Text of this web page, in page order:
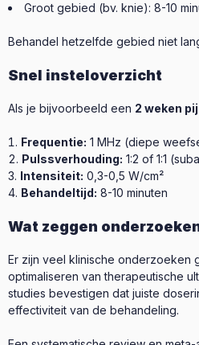
Groot gebied (bv. knie): 8-10
Behandel hetzelfde gebied niet
Snel insteloverzicht
Als je bijvoorbeeld een 2 weken
Frequentie: 1 MHz (diepe
Pulssverhouding: 1:2 of 1:1
Intensiteit: 0,3-0,5 W/cm²
Behandeltijd: 8-10 minuten
Wat zeggen
Er zijn veel klinische onderzoeken
optimaliseren van therapeutische
studies bevestigen dat juiste
effectiviteit van de behandeling.